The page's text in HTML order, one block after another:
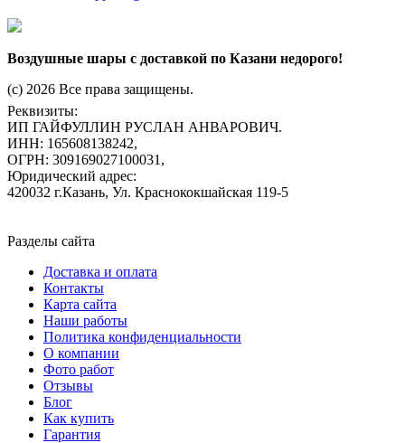
Воздушные шары с доставкой по Казани недорого!
(c) 2026 Все права защищены.
Реквизиты:
ИП ГАЙФУЛЛИН РУСЛАН АНВАРОВИЧ.
ИНН: 165608138242,
ОГРН: 309169027100031,
Юридический адрес:
420032 г.Казань, Ул. Краснококшайская 119-5
Разделы сайта
Доставка и оплата
Контакты
Карта сайта
Наши работы
Политика конфиденциальности
О компании
Фото работ
Отзывы
Блог
Как купить
Гарантия